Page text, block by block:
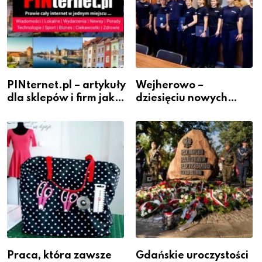
PINternet.pl – artykuły
dla sklepów i firm jako
widoczność
Wejherowo –
dziesięciu nowych
szeregach Komendy
Powiatowej
Praca, która zawsze
Gdańskie uroczystości